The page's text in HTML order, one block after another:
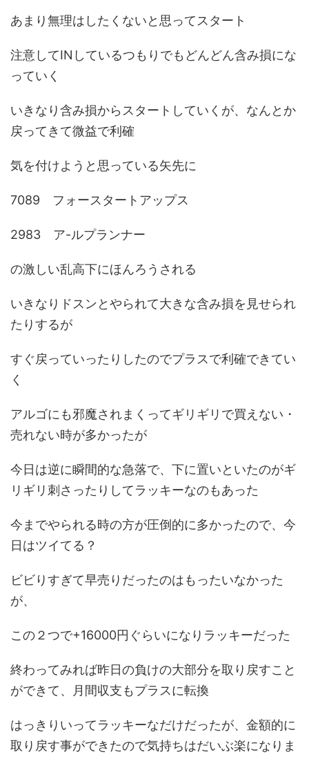
あまり無理はしたくないと思ってスタート
注意してINしているつもりでもどんどん含み損にな
っていく
いきなり含み損からスタートしていくが、なんとか
戻ってきて微益で利確
気を付けようと思っている矢先に
7089 フォースタートアップス
2983 ア-ルプランナー
の激しい乱高下にほんろうされる
いきなりドスンとやられて大きな含み損を見せられ
たりするが
すぐ戻っていったりしたのでプラスで利確できてい
く
アルゴにも邪魔されまくってギリギリで買えない・
売れない時が多かったが
今日は逆に瞬間的な急落で、下に置いといたのがギ
リギリ刺さったりしてラッキーなのもあった
今までやられる時の方が圧倒的に多かったので、今
日はツイてる？
ビビりすぎて早売りだったのはもったいなかった
が、
この２つで+16000円ぐらいになりラッキーだった
終わってみれば昨日の負けの大部分を取り戻すこと
ができて、月間収支もプラスに転換
はっきりいってラッキーなだけだったが、金額的に
取り戻す事ができたので気持ちはだいぶ楽になりま